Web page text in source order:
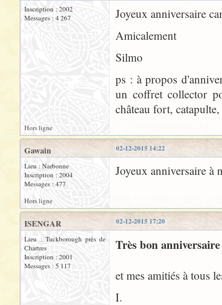
Inscription : 2002
Messages : 4 267
Joyeux anniversaire
Amicalement
Silmo
ps : à propos
un coffret collector
château fort,
Hors ligne
02-12-2015 14:22
Gawain
Lieu : Narbonne
Inscription : 2004
Messages : 477
Joyeux anniversaire
Hors ligne
02-12-2015 17:20
ISENGAR
Lieu : Tuckborough près de
Chartres
Inscription : 2001
Messages : 5 117
Très bon
et mes amitiés à tous
I.